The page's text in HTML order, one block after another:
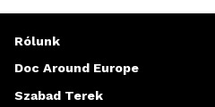
Rólunk
Doc Around Europe
Szabad Terek